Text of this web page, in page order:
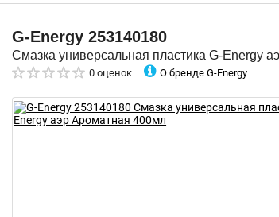
G-Energy 253140180
Смазка универсальная пластика G-Energy
0 оценок О бренде G-Energy